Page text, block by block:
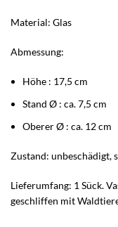
Material: Glas
Abmessung:
Höhe : 17,5 cm
Stand Ø : ca. 7,5 cm
Oberer Ø : ca. 12 cm
Zustand: unbeschädigt,
Lieferumfang: 1 Sück.
geschliffen mit